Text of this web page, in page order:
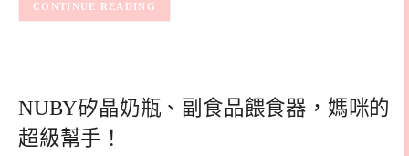
CONTINUE READING
NUBY矽晶奶瓶、副食品餵食器，媽咪的
超級幫手！